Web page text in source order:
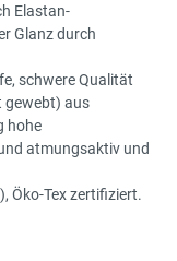
Elastan-
Glanz durch
schwere Qualität
gewebt) aus
hohe
atmungsaktiv und
Öko-Tex zertifiziert.